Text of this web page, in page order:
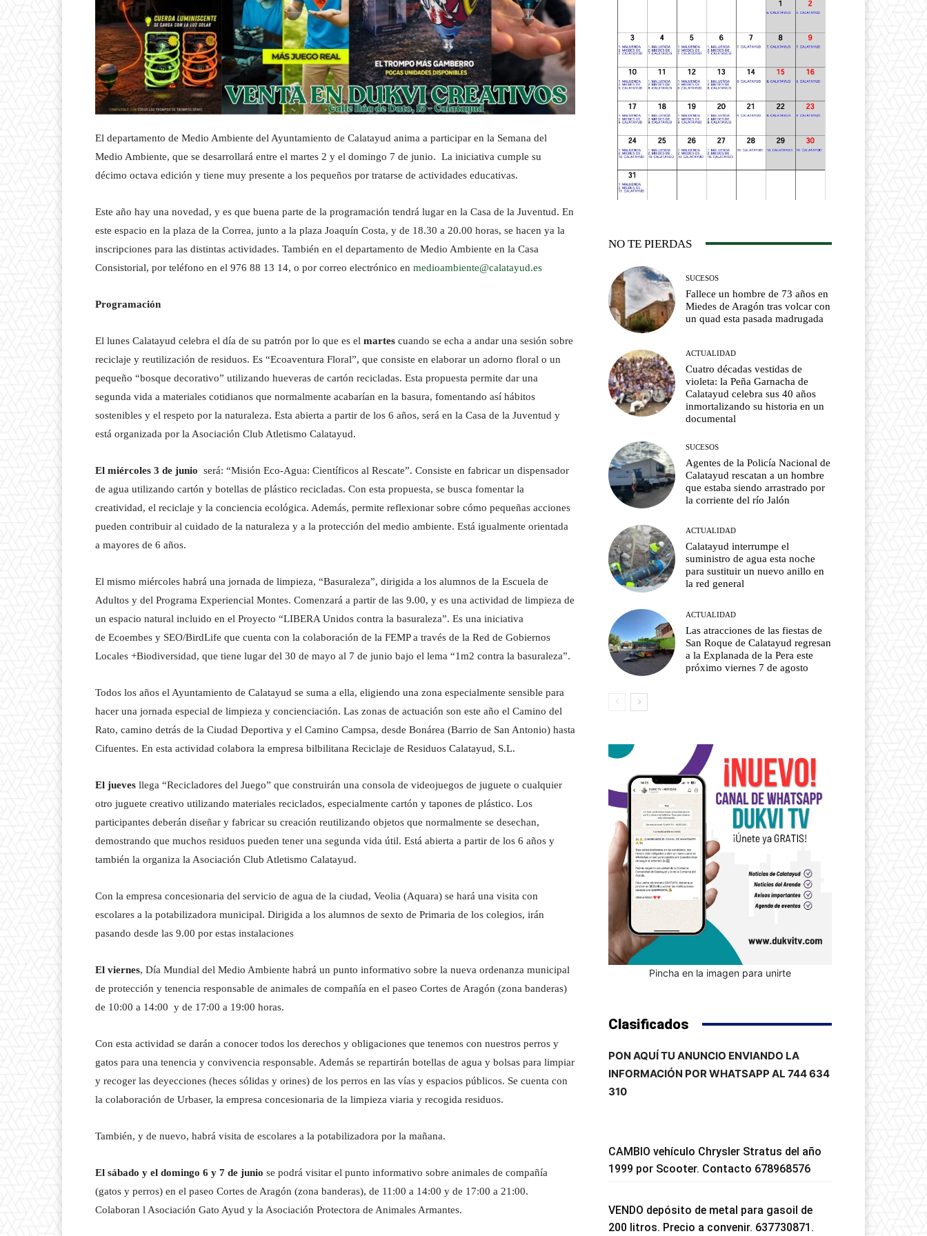
El departamento de Medio Ambiente del Ayuntamiento de Calatayud anima a participar en la Semana del
Medio Ambiente, que se desarrollará entre el martes 2 y el domingo 7 de junio. La iniciativa cumple su
décimo octava edición y tiene muy presente a los pequeños por tratarse de actividades educativas.
Este año hay una novedad, y es que buena parte de la programación tendrá lugar en la Casa de la Juventud. En
este espacio en la plaza de la Correa, junto a la plaza Joaquín Costa, y de 18.30 a 20.00 horas, se hacen ya la
inscripciones para las distintas actividades. También en el departamento de Medio Ambiente en la Casa
Consistorial, por teléfono en el 976 88 13 14, o por correo electrónico en medioambiente@calatayud.es
Programación
El lunes Calatayud celebra el día de su patrón por lo que es el martes cuando se echa a andar una sesión sobre
reciclaje y reutilización de residuos. Es “Ecoaventura Floral”, que consiste en elaborar un adorno floral o un
pequeño “bosque decorativo” utilizando hueveras de cartón recicladas. Esta propuesta permite dar una
segunda vida a materiales cotidianos que normalmente acabarían en la basura, fomentando así hábitos
sostenibles y el respeto por la naturaleza. Esta abierta a partir de los 6 años, será en la Casa de la Juventud y
está organizada por la Asociación Club Atletismo Calatayud.
El miércoles 3 de junio será: “Misión Eco-Agua: Científicos al Rescate”. Consiste en fabricar un dispensador
de agua utilizando cartón y botellas de plástico recicladas. Con esta propuesta, se busca fomentar la
creatividad, el reciclaje y la conciencia ecológica. Además, permite reflexionar sobre cómo pequeñas acciones
pueden contribuir al cuidado de la naturaleza y a la protección del medio ambiente. Está igualmente orientada
a mayores de 6 años.
El mismo miércoles habrá una jornada de limpieza, “Basuraleza”, dirigida a los alumnos de la Escuela de
Adultos y del Programa Experiencial Montes. Comenzará a partir de las 9.00, y es una actividad de limpieza de
un espacio natural incluido en el Proyecto “LIBERA Unidos contra la basuraleza”. Es una iniciativa
de Ecoembes y SEO/BirdLife que cuenta con la colaboración de la FEMP a través de la Red de Gobiernos
Locales +Biodiversidad, que tiene lugar del 30 de mayo al 7 de junio bajo el lema “1m2 contra la basuraleza”.
Todos los años el Ayuntamiento de Calatayud se suma a ella, eligiendo una zona especialmente sensible para
hacer una jornada especial de limpieza y concienciación. Las zonas de actuación son este año el Camino del
Rato, camino detrás de la Ciudad Deportiva y el Camino Campsa, desde Bonárea (Barrio de San Antonio) hasta
Cifuentes. En esta actividad colabora la empresa bilbilitana Reciclaje de Residuos Calatayud, S.L.
El jueves llega “Recicladores del Juego” que construirán una consola de videojuegos de juguete o cualquier
otro juguete creativo utilizando materiales reciclados, especialmente cartón y tapones de plástico. Los
participantes deberán diseñar y fabricar su creación reutilizando objetos que normalmente se desechan,
demostrando que muchos residuos pueden tener una segunda vida útil. Está abierta a partir de los 6 años y
también la organiza la Asociación Club Atletismo Calatayud.
Con la empresa concesionaria del servicio de agua de la ciudad, Veolia (Aquara) se hará una visita con
escolares a la potabilizadora municipal. Dirigida a los alumnos de sexto de Primaria de los colegios, irán
pasando desde las 9.00 por estas instalaciones
El viernes, Día Mundial del Medio Ambiente habrá un punto informativo sobre la nueva ordenanza municipal
de protección y tenencia responsable de animales de compañía en el paseo Cortes de Aragón (zona banderas)
de 10:00 a 14:00 y de 17:00 a 19:00 horas.
Con esta actividad se darán a conocer todos los derechos y obligaciones que tenemos con nuestros perros y
gatos para una tenencia y convivencia responsable. Además se repartirán botellas de agua y bolsas para limpiar
y recoger las deyecciones (heces sólidas y orines) de los perros en las vías y espacios públicos. Se cuenta con
la colaboración de Urbaser, la empresa concesionaria de la limpieza viaria y recogida residuos.
También, y de nuevo, habrá visita de escolares a la potabilizadora por la mañana.
El sábado y el domingo 6 y 7 de junio se podrá visitar el punto informativo sobre animales de compañía
(gatos y perros) en el paseo Cortes de Aragón (zona banderas), de 11:00 a 14:00 y de 17:00 a 21:00.
Colaboran l Asociación Gato Ayud y la Asociación Protectora de Animales Armantes.
NO TE PIERDAS
SUCESOS
Fallece un hombre de 73 años en
Miedes de Aragón tras volcar con
un quad esta pasada madrugada
ACTUALIDAD
Cuatro décadas vestidas de
violeta: la Peña Garnacha de
Calatayud celebra sus 40 años
inmortalizando su historia en un
documental
SUCESOS
Agentes de la Policía Nacional de
Calatayud rescatan a un hombre
que estaba siendo arrastrado por
la corriente del río Jalón
ACTUALIDAD
Calatayud interrumpe el
suministro de agua esta noche
para sustituir un nuevo anillo en
la red general
ACTUALIDAD
Las atracciones de las fiestas de
San Roque de Calatayud regresan
a la Explanada de la Pera este
próximo viernes 7 de agosto
Pincha en la imagen para unirte
Clasificados
PON AQUÍ TU ANUNCIO ENVIANDO LA
INFORMACIÓN POR WHATSAPP AL 744 634
310
CAMBIO vehículo Chrysler Stratus del año
1999 por Scooter. Contacto 678968576
VENDO depósito de metal para gasoil de
200 litros. Precio a convenir. 637730871.